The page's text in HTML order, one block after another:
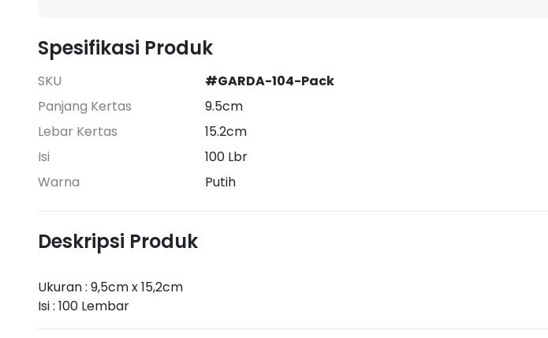
Spesifikasi Produk
SKU
#GARDA-104-Pack
Panjang Kertas
9.5cm
Lebar Kertas
15.2cm
Isi
100 Lbr
Warna
Putih
Deskripsi Produk
Ukuran : 9,5cm x 15,2cm
Isi : 100 Lembar